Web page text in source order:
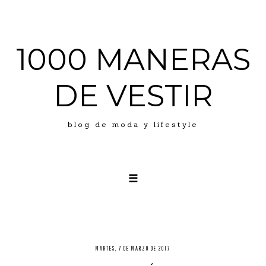
1000 MANERAS
DE VESTIR
blog de moda y lifestyle
☰
PRESS
MARTES, 7 DE MARZO DE 2017